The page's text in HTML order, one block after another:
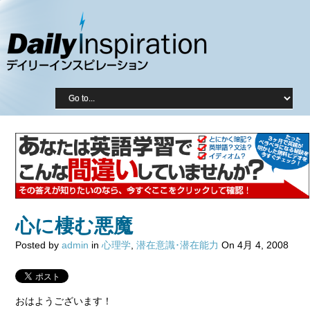
心に棲む悪魔
Posted by admin in 心理学 潜在意識･潜在能力 On 4月 4, 2008
おはようございます！